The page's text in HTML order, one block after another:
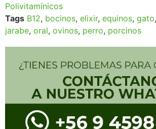
Polivitamínicos
Tags B12, bocinos, elixir, equinos, gato,
jarabe, oral, ovinos, perro, porcinos